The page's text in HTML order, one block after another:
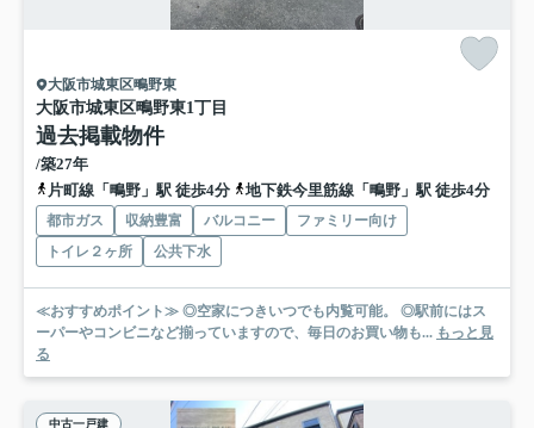
大阪市城東区鴫野東
大阪市城東区鴫野東1丁目
過去掲載物件
/築27年
片町線「鴫野」駅 徒歩4分
地下鉄今里筋線「鴫野」駅 徒歩4分
都市ガス 収納豊富 バルコニー
ファミリー向け
トイレ２ヶ所
公共下水
≪おすすめポイント≫ ◎空家につきいつでも内覧可能。 ◎駅前にはス
ーパーやコンビニなど揃っていますので、毎日のお買い物も... もっと見
る
中古一戸建